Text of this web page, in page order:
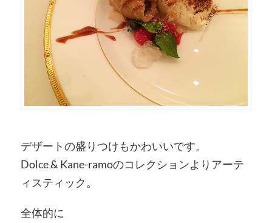
デザートの盛りつけもかわいいです。
Dolce & Kane-ramoのコレクションよりアーテ
ィスティック。
全体的に